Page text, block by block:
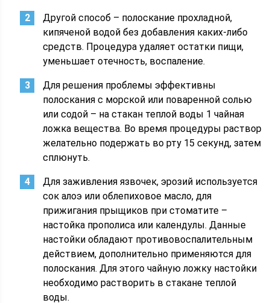
Другой способ – полоскание прохладной,
кипяченой водой без добавления каких-либо
средств. Процедура удаляет остатки пищи,
уменьшает отечность, воспаление.
Для решения проблемы эффективны
полоскания с морской или поваренной солью
или содой – на стакан теплой воды 1 чайная
ложка вещества. Во время процедуры раствор
желательно подержать во рту 15 секунд, затем
сплюнуть.
Для заживления язвочек, эрозий используется
сок алоэ или облепиховое масло, для
прижигания прыщиков при стоматите –
настойка прополиса или календулы. Данные
настойки обладают противовоспалительным
действием, дополнительно применяются для
полоскания. Для этого чайную ложку настойки
необходимо растворить в стакане теплой
воды.